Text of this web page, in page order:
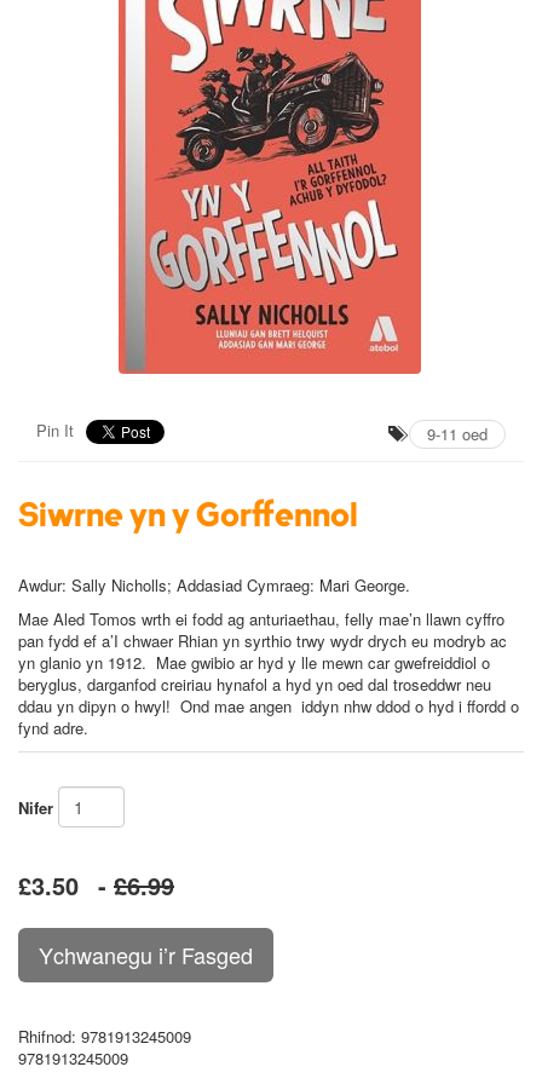
Pin It 9-11 oed
Siwrne yn y Gorffennol
Awdur: Sally Nicholls; Addasiad Cymraeg: Mari George.
Mae Aled Tomos wrth ei fodd ag anturiaethau, felly mae’n llawn cyffro
pan fydd ef a’I chwaer Rhian yn syrthio trwy wydr drych eu modryb ac
yn glanio yn 1912. Mae gwibio ar hyd y lle mewn car gwefreiddiol o
beryglus, darganfod creiriau hynafol a hyd yn oed dal troseddwr neu
ddau yn dipyn o hwyl! Ond mae angen iddyn nhw ddod o hyd i ffordd o
fynd adre.
Nifer
£3.50 - £6.99
Rhifnod: 9781913245009
9781913245009